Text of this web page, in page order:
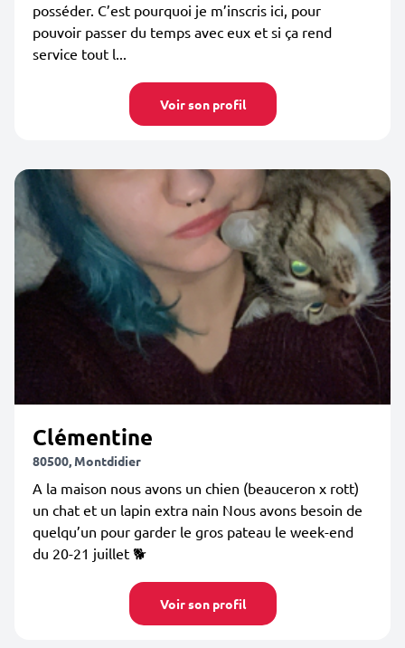
posséder. C’est pourquoi je m’inscris ici, pour
pouvoir passer du temps avec eux et si ça rend
service tout l...
Voir son profil
Clémentine
80500, Montdidier
A la maison nous avons un chien (beauceron x rott)
un chat et un lapin extra nain Nous avons besoin de
quelqu’un pour garder le gros pateau le week-end
du 20-21 juillet 🐕
Voir son profil